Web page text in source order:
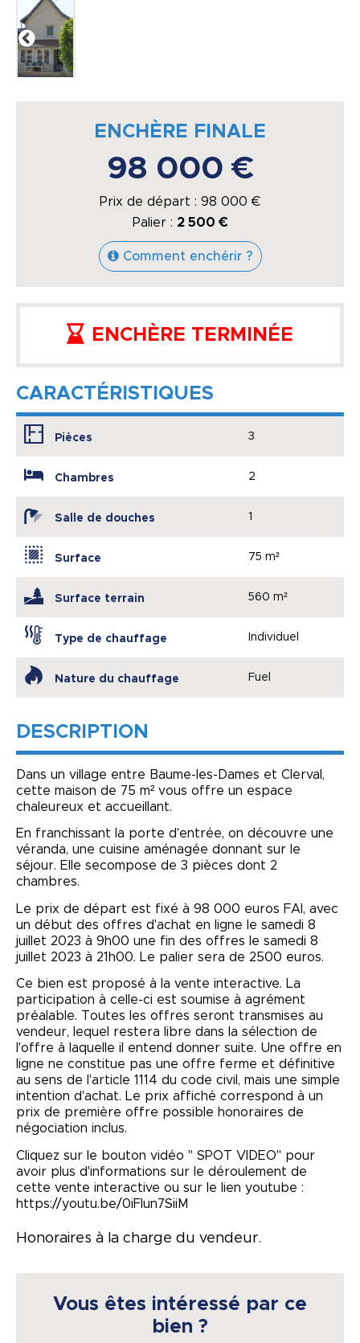
ENCHÈRE FINALE
98 000 €
Prix de départ : 98 000 €
Palier : 2 500 €
Comment enchérir ?
ENCHÈRE TERMINÉE
CARACTÉRISTIQUES
Pièces 3
Chambres 2
Salle de douches 1
Surface 75 m²
Surface terrain 560 m²
Type de chauffage Individuel
Nature du chauffage Fuel
DESCRIPTION
Dans un village entre Baume-les-Dames et Clerval,
cette maison de 75 m² vous offre un espace
chaleureux et accueillant.
En franchissant la porte d'entrée, on découvre une
véranda, une cuisine aménagée donnant sur le
séjour. Elle secompose de 3 pièces dont 2
chambres.
Le prix de départ est fixé à 98 000 euros FAI, avec
un début des offres d'achat en ligne le samedi 8
juillet 2023 à 9h00 une fin des offres le samedi 8
juillet 2023 à 21h00. Le palier sera de 2500 euros.
Ce bien est proposé à la vente interactive. La
participation à celle-ci est soumise à agrément
préalable. Toutes les offres seront transmises au
vendeur, lequel restera libre dans la sélection de
l'offre à laquelle il entend donner suite. Une offre en
ligne ne constitue pas une offre ferme et définitive
au sens de l'article 1114 du code civil, mais une simple
intention d'achat. Le prix affiché correspond à un
prix de première offre possible honoraires de
négociation inclus.
Cliquez sur le bouton vidéo " SPOT VIDEO" pour
avoir plus d'informations sur le déroulement de
cette vente interactive ou sur le lien youtube :
https://youtu.be/0iFlun7SiiM
Honoraires à la charge du vendeur.
Vous êtes intéressé par ce
bien ?